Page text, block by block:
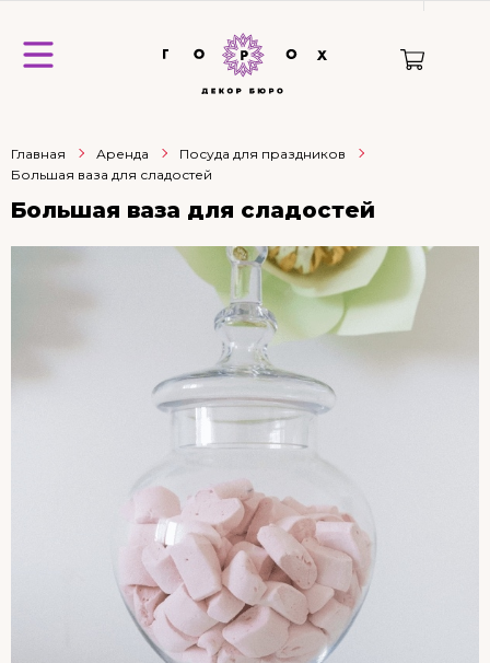
Главная Аренда
Посуда для праздников
Большая ваза для сладостей
Большая ваза для сладостей